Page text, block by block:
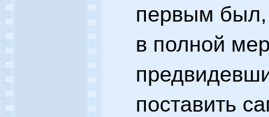
первым
в полной
поставить